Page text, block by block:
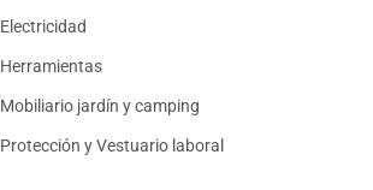
Electricidad
Herramientas
Mobiliario jardín y camping
Protección y Vestuario laboral